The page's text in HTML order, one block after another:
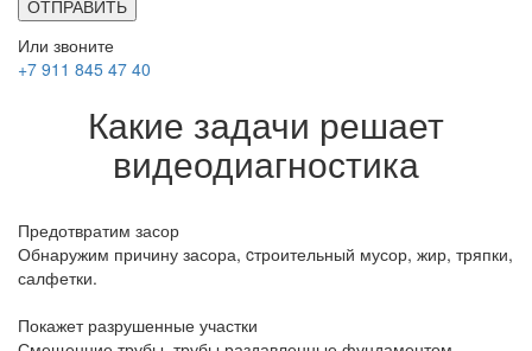
Или звоните
+7 911 845 47 40
Какие задачи решает
видеодиагностика
Предотвратим засор
Обнаружим причину засора, cтроительный мусор, жир, тряпки,
салфетки.
Покажет разрушенные участки